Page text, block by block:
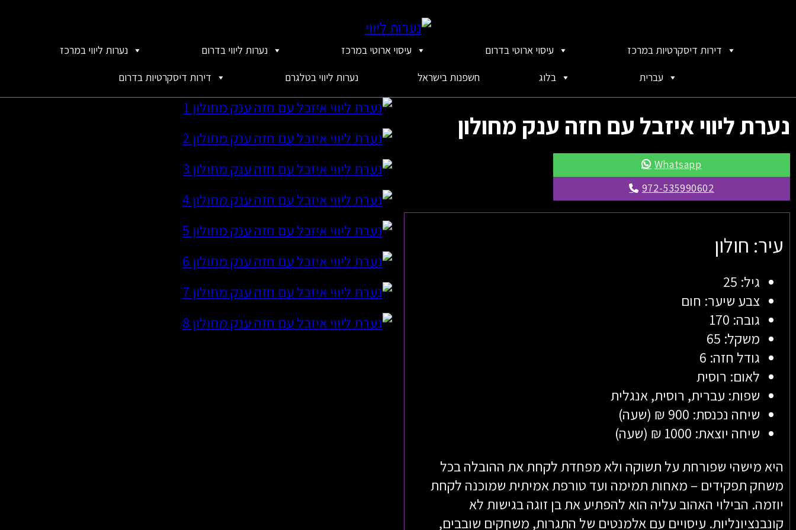
נערות ליווי במרכז נערות ליווי בדרום עיסוי ארוטי במרכז עיסוי ארוטי בדרום
דירות דיסקרטיות במרכז
דירות דיסקרטיות בדרום
נערות ליווי בטלגרם חשפנות בישראל בלוג עברית
נערת ליווי איזבל עם חזה ענק מחולון
Whatsapp
972-535990602
עיר: חולון
גיל: 25
צבע שיער: חום
גובה: 170
משקל: 65
גודל חזה: 6
לאום: רוסית
שפות: עברית, רוסית, אנגלית
שיחה נכנסת: 900 ₪ (שעה)
שיחה יוצאת: 1000 ₪ (שעה)
היא מישהי שפורחת על תשוקה ולא מפחדת לקחת את ההובלה בכל
משחק תפקידים – מאחות תמימה ועד טורפת אמיתית שמוכנה לקחת
יוזמה. הבילוי האהוב עליה הוא להפתיע את בן זוגה בגישות לא
קונבנציונליות. עיסויים עם אלמנטים של התגרות, משחקים שובבים,